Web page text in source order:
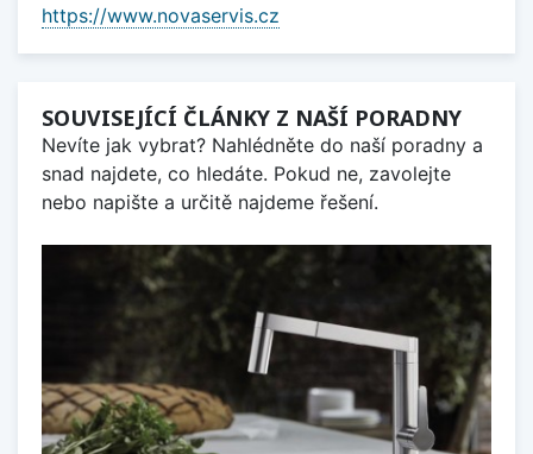
https://www.novaservis.cz
SOUVISEJÍCÍ ČLÁNKY Z NAŠÍ PORADNY
Nevíte jak vybrat? Nahlédněte do naší poradny a
snad najdete, co hledáte. Pokud ne, zavolejte
nebo napište a určitě najdeme řešení.